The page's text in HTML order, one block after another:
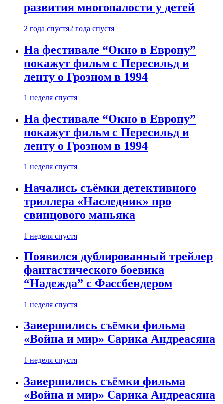
развития многопалости у детей
2 года спустя2 года спустя
На фестивале “Окно в Европу”
покажут фильм с Пересильд и
ленту о Грозном в 1994
1 неделя спустя
На фестивале “Окно в Европу”
покажут фильм с Пересильд и
ленту о Грозном в 1994
1 неделя спустя
Начались съёмки детективного
триллера «Наследник» про
свинцового маньяка
1 неделя спустя
Появился дублированный трейлер
фантастического боевика
“Надежда” с Фассбендером
1 неделя спустя
Завершились съёмки фильма
«Война и мир» Сарика Андреасяна
1 неделя спустя
Завершились съёмки фильма
«Война и мир» Сарика Андреасяна